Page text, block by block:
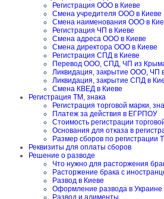
Регистрация ООО в Киеве
Смена учредителя ООО в Киеве
Смена наименования ООО в
Регистрация ЧП в Киеве
Смена адреса ООО в Киеве
Смена директора ООО в Киеве
Регистрация СПД в Киеве
Перевод ООО, СПД, ЧП из
Ликвидация, закрытие ООО, ЧП
Ликвидация, закрытие СПД в
Смена КВЕД в Киеве
Регистрация ТМ, знака
Регистрация торговой марки,
Платеж за действия в ЕГРПОУ
Стоимость регистрации
Основания для отказа в
Размер сборов по регистрации
Реквизиты для оплаты сборов
Решение о разводе
Что нужно для расторжения
Расторжение брака с
Развод в Киеве
Оформление развода в Украине
Развод и алименты